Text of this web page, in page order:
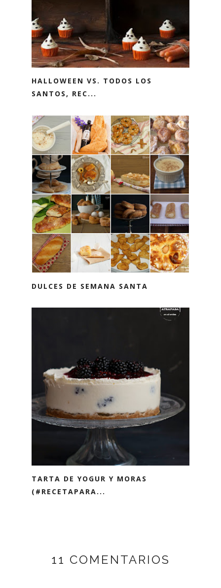
HALLOWEEN VS. TODOS LOS
SANTOS, REC...
DULCES DE SEMANA SANTA
TARTA DE YOGUR Y MORAS
(#RECETAPARA...
11 COMENTARIOS